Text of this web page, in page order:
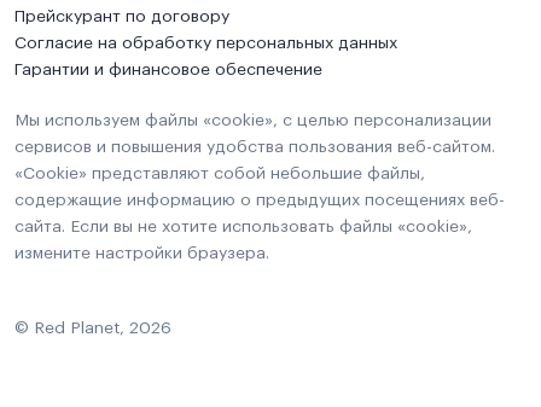
Прейскурант по договору
Согласие на обработку персональных данных
Гарантии и финансовое обеспечение
Мы используем файлы «cookie», с целью персонализации
сервисов и повышения удобства пользования веб-сайтом.
«Cookie» представляют собой небольшие файлы,
содержащие информацию о предыдущих посещениях веб-
сайта. Если вы не хотите использовать файлы «cookie»,
измените настройки браузера.
© Red Planet, 2026